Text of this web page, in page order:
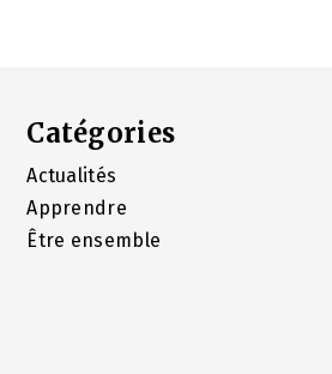
Catégories
Actualités
Apprendre
Être ensemble